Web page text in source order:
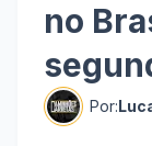
no
Por: